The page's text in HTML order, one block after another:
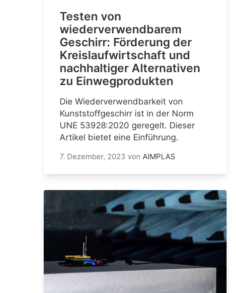
Testen von
wiederverwendbarem
Geschirr: Förderung der
Kreislaufwirtschaft und
nachhaltiger Alternativen
zu Einwegprodukten
Die Wiederverwendbarkeit von
Kunststoffgeschirr ist in der Norm
UNE 53928:2020 geregelt. Dieser
Artikel bietet eine Einführung.
7. Dezember, 2023 von AIMPLAS